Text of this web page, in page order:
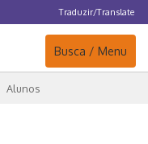
Traduzir/Translate
Navegação
Busca / Menu
Alunos